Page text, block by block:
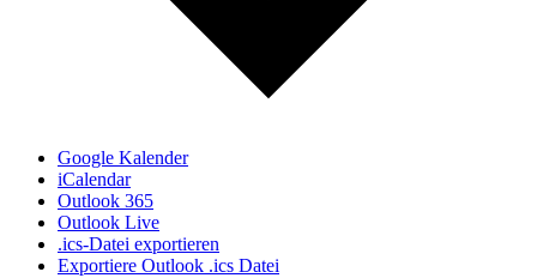
Google Kalender
iCalendar
Outlook 365
Outlook Live
.ics-Datei exportieren
Exportiere Outlook .ics Datei